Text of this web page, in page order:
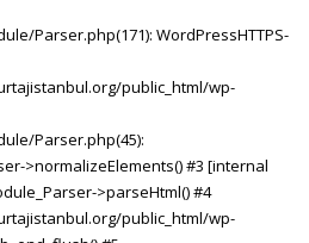
Parser.php(171): WordPressHTTPS-
public_html/wp-
Parser.php(45):
>normalizeElements() #3 [internal
>parseHtml() #4
public_html/wp-